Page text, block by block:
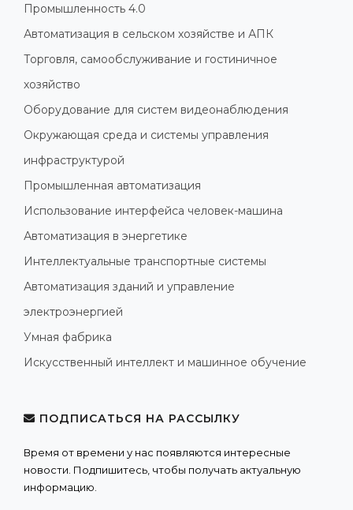
Промышленность 4.0
Автоматизация в сельском хозяйстве и АПК
Торговля, самообслуживание и гостиничное
хозяйство
Оборудование для систем видеонаблюдения
Окружающая среда и системы управления
инфраструктурой
Промышленная автоматизация
Использование интерфейса человек-машина
Автоматизация в энергетике
Интеллектуальные транспортные системы
Автоматизация зданий и управление
электроэнергией
Умная фабрика
Искусственный интеллект и машинное обучение
ПОДПИСАТЬСЯ НА РАССЫЛКУ
Время от времени у нас появляются интересные
новости. Подпишитесь, чтобы получать актуальную
информацию.